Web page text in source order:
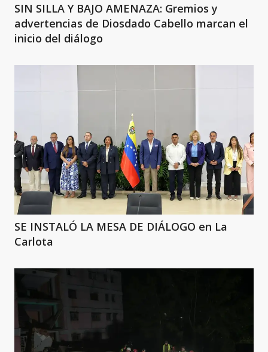
SIN SILLA Y BAJO AMENAZA: Gremios y
advertencias de Diosdado Cabello marcan el
inicio del diálogo
SE INSTALÓ LA MESA DE DIÁLOGO en La
Carlota